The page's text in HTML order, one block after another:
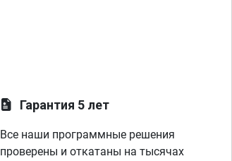
Гарантия 5 лет
Все наши программные решения
проверены и откатаны на тысячах